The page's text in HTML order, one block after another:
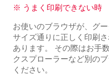
※ うまく印刷できない時
お使いのブラウザが、グ
サイズ通りに正しく印刷
あります。 その際はお手
クスプローラーなど別の
ください。